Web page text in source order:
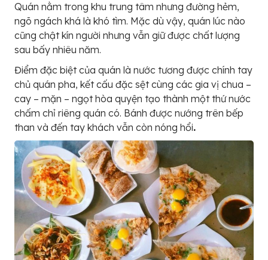
Quán nằm trong khu trung tâm nhưng đường hẻm,
ngõ ngách khá là khó tìm. Mặc dù vậy, quán lúc nào
cũng chật kín người nhưng vẫn giữ được chất lượng
sau bấy nhiêu năm.
Điểm đặc biệt của quán là nước tương được chính tay
chủ quán pha, kết cấu đặc sệt cùng các gia vị chua –
cay – mặn – ngọt hòa quyện tạo thành một thứ nước
chấm chỉ riêng quán có. Bánh được nướng trên bếp
than và đến tay khách vẫn còn nóng hổi.